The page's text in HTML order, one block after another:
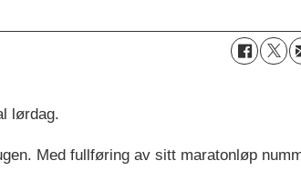
lørdag.
Med fullføring av sitt maratonløp